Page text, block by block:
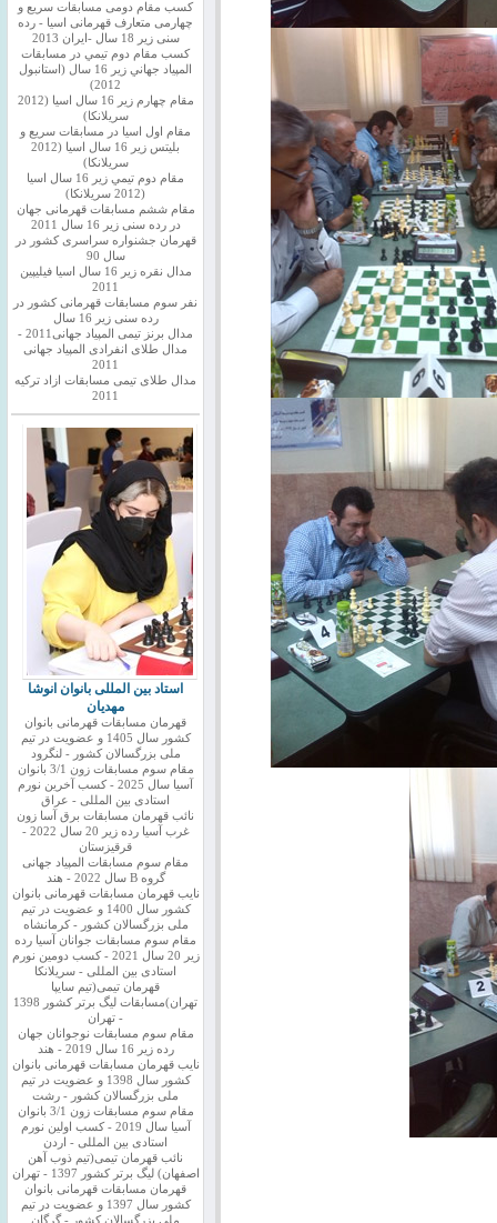
کسب مقام دومی مسابقات سریع و
چهارمی متعارف قهرمانی اسیا - رده
سنی زیر 18 سال -ایران 2013
كسب مقام دوم تيمي در مسابقات
المپياد جهاني زير 16 سال (استانبول
2012)
مقام چهارم زير 16 سال اسيا (2012
سريلانكا)
مقام اول اسيا در مسابقات سريع و
بليتس زير 16 سال اسيا (2012
سريلانكا)
مقام دوم تيمي زير 16 سال اسيا
(2012 سريلانكا)
مقام ششم مسابقات قهرمانی جهان
در رده سنی زیر 16 سال 2011
قهرمان جشنواره سراسری کشور در
سال 90
مدال نقره زیر 16 سال اسیا فیلیپین
2011
نفر سوم مسابقات قهرمانی کشور در
رده سنی زیر 16 سال
مدال برنز تیمی المپیاد جهانی2011 -
مدال طلای انفرادی المپیاد جهانی
2011
مدال طلای تیمی مسابقات ازاد ترکیه
2011
استاد بین المللی بانوان انوشا
مهدیان
قهرمان مسابقات قهرمانی بانوان
کشور سال 1405 و عضویت در تیم
ملی بزرگسالان کشور - لنگرود
مقام سوم مسابقات زون 3/1 بانوان
آسیا سال 2025 - کسب آخرین نورم
استادی بین المللی - عراق
نائب قهرمان مسابقات برق آسا زون
غرب آسیا رده زیر 20 سال 2022 -
قرقیزستان
مقام سوم مسابقات المپیاد جهانی
گروه B سال 2022 - هند
نایب قهرمان مسابقات قهرمانی بانوان
کشور سال 1400 و عضویت در تیم
ملی بزرگسالان کشور - کرمانشاه
مقام سوم مسابقات جوانان آسیا رده
زیر 20 سال 2021 - کسب دومین نورم
استادی بین المللی - سریلانکا
قهرمان تیمی(تیم سایپا
تهران)مسابقات لیگ برتر کشور 1398
- تهران
مقام سوم مسابقات نوجوانان جهان
رده زیر 16 سال 2019 - هند
نایب قهرمان مسابقات قهرمانی بانوان
کشور سال 1398 و عضویت در تیم
ملی بزرگسالان کشور - رشت
مقام سوم مسابقات زون 3/1 بانوان
آسیا سال 2019 - کسب اولین نورم
استادی بین المللی - اردن
نائب قهرمان تیمی(تیم ذوب آهن
اصفهان) لیگ برتر کشور 1397 - تهران
قهرمان مسابقات قهرمانی بانوان
کشور سال 1397 و عضویت در تیم
ملی بزرگسالان کشور - گرگان